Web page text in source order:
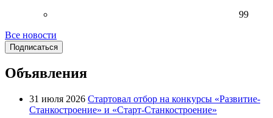
99
Все новости
Подписаться
Объявления
31 июля 2026 Стартовал отбор на конкурсы «Развитие-
Станкостроение» и «Старт-Станкостроение»